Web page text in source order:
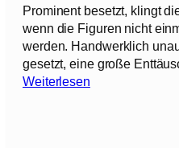
Prominent besetzt, klingt
wenn die Figuren nicht
werden. Handwerklich
gesetzt, eine große
Weiterlesen: